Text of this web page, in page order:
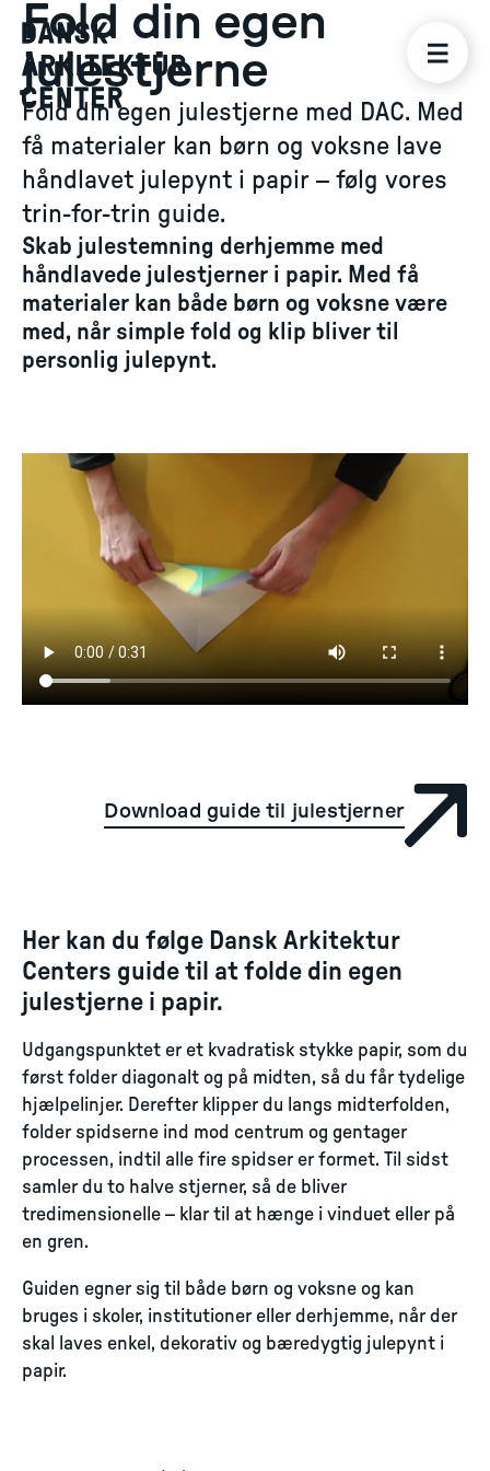
Fold din egen
julestjerne
Fold din egen julestjerne med DAC. Med
få materialer kan børn og voksne lave
håndlavet julepynt i papir – følg vores
trin-for-trin guide.
Skab julestemning derhjemme med
håndlavede julestjerner i papir. Med få
materialer kan både børn og voksne være
med, når simple fold og klip bliver til
personlig julepynt.
Download guide til julestjerner
Her kan du følge Dansk Arkitektur
Centers guide til at folde din egen
julestjerne i papir.
Udgangspunktet er et kvadratisk stykke papir, som du
først folder diagonalt og på midten, så du får tydelige
hjælpelinjer. Derefter klipper du langs midterfolden,
folder spidserne ind mod centrum og gentager
processen, indtil alle fire spidser er formet. Til sidst
samler du to halve stjerner, så de bliver
tredimensionelle – klar til at hænge i vinduet eller på
en gren.
Guiden egner sig til både børn og voksne og kan
bruges i skoler, institutioner eller derhjemme, når der
skal laves enkel, dekorativ og bæredygtig julepynt i
papir.